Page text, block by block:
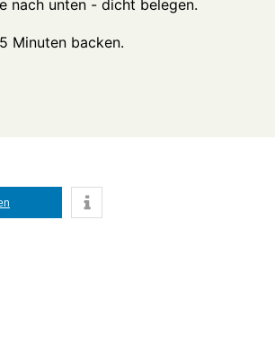
nach unten - dicht belegen.
Minuten backen.